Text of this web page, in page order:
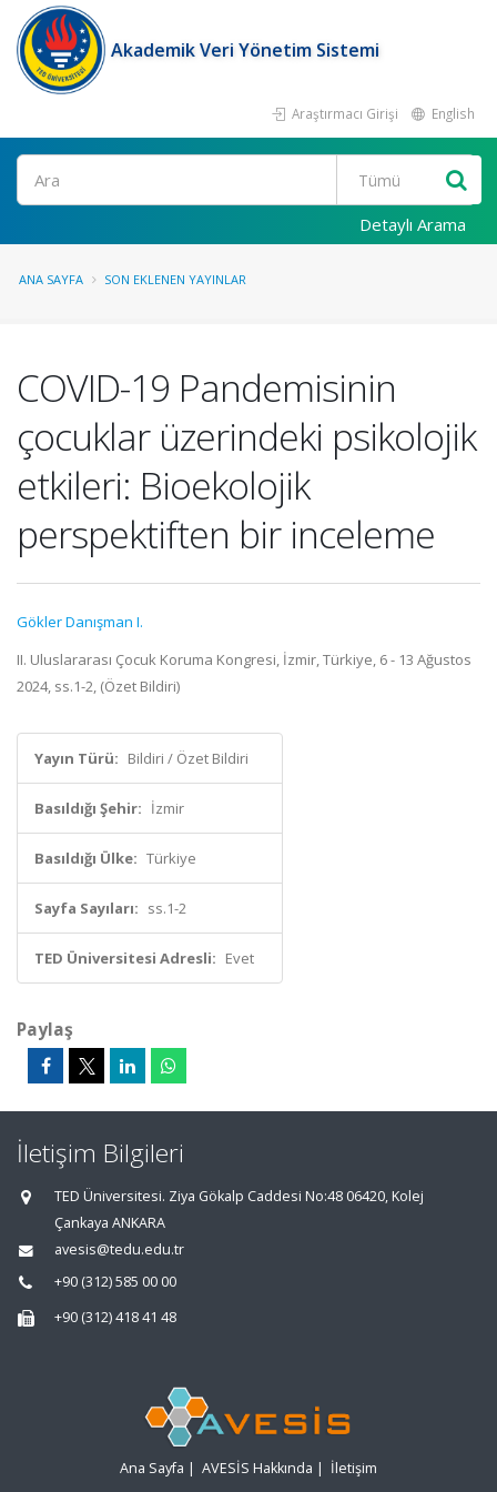
Akademik Veri Yönetim Sistemi
Araştırmacı Girişi English
Ara
Detaylı Arama
ANA SAYFA SON EKLENEN YAYINLAR
COVID-19 Pandemisinin
çocuklar üzerindeki psikolojik
etkileri: Bioekolojik
perspektiften bir inceleme
Gökler Danışman I.
II. Uluslararası Çocuk Koruma Kongresi, İzmir, Türkiye, 6 - 13 Ağustos
2024, ss.1-2, (Özet Bildiri)
Yayın Türü: Bildiri / Özet Bildiri
Basıldığı Şehir: İzmir
Basıldığı Ülke: Türkiye
Sayfa Sayıları: ss.1-2
TED Üniversitesi Adresli: Evet
Paylaş
İletişim Bilgileri
TED Üniversitesi. Ziya Gökalp Caddesi No:48 06420, Kolej
Çankaya ANKARA
avesis@tedu.edu.tr
+90 (312) 585 00 00
+90 (312) 418 41 48
Ana Sayfa | AVESİS Hakkında | İletişim